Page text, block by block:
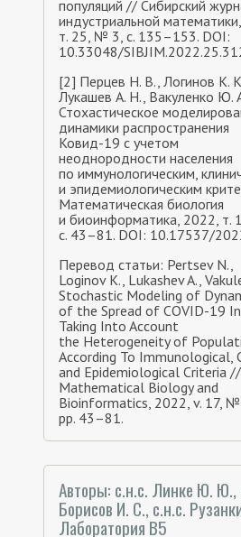
популяций // Сибирский
индустриальной
т. 25, № 3, с. 135–153. DOI:
10.33048/
[2] Перцев Н. В., Логинов К.
Лукашев А. Н., Вакуленко Ю.
Стохастическое
динамики распространения
Ковид-19 с учетом
неоднородности населения
по иммунологическим,
и эпидемиологическим
Математическая биология
и биоинформатика, 2022, т.
с. 43–81. DOI: 10.17537/
Перевод статьи: Pertsev N.,
Loginov K., Lukashev A.,
Stochastic Modeling of
of the Spread of COVID-19
Taking Into Account
the Heterogeneity of
According To Immunological,
and Epidemiological Criteria //
Mathematical Biology and
Bioinformatics, 2022, v. 17, №
pp. 43–81.
Авторы: с.н.с. Линке Ю. Ю.,
Борисов И. С., с.н.с.
Лаборатория В5